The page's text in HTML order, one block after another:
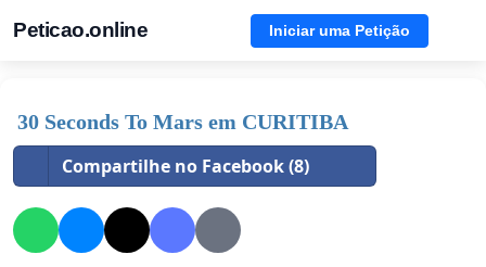
Peticao.online Iniciar uma Petição
30 Seconds To Mars em CURITIBA
Compartilhe no Facebook (8)